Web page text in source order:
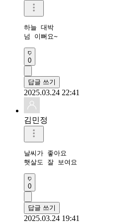
하늘 대박
넘 이뻐요~
0
답글 쓰기
2025.03.24 22:41
김민정
날씨가 좋아요
햇살도 잘 보여요
0
답글 쓰기
2025.03.24 19:41